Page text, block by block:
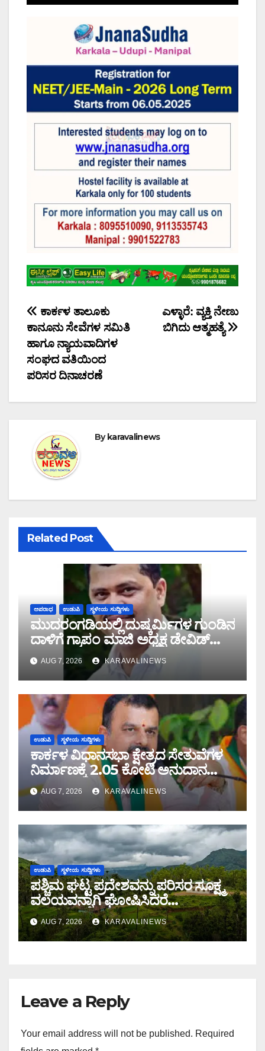
Post
navigation
ಎಳ್ಳಾರೆ: ವ್ಯಕ್ತಿ ನೇಣು
ಬಿಗಿದು ಆತ್ಮಹತ್ಯೆ
ಕಾರ್ಕಳ ತಾಲೂಕು
ಕಾನೂನು ಸೇವೆಗಳ ಸಮಿತಿ
ಹಾಗೂ ನ್ಯಾಯವಾದಿಗಳ
ಸಂಘದ ವತಿಯಿಂದ
ಪರಿಸರ ದಿನಾಚರಣೆ
Bykaravalinews
Related Post
ಅಪರಾಧ ಉಡುಪಿ ಸ್ಥಳೀಯ ಸುದ್ದಿಗಳು
ಮುದರಂಗಡಿಯಲ್ಲಿ ದುಷ್ಕರ್ಮಿಗಳ ಗುಂಡಿನ
ದಾಳಿಗೆ ಗ್ರಾಪಂ ಮಾಜಿ ಅಧ್ಯಕ್ಷ ಡೇವಿಡ್
ಡಿಸೋಜ ಬಲಿ
AUG 7, 2026 KARAVALINEWS
ಉಡುಪಿ ಸ್ಥಳೀಯ ಸುದ್ದಿಗಳು
ಕಾರ್ಕಳ ವಿಧಾನಸಭಾ ಕ್ಷೇತ್ರದ ಸೇತುವೆಗಳ
ನಿರ್ಮಾಣಕ್ಕೆ 2.05 ಕೋಟಿ ಅನುದಾನ
ಮಂಜೂರು: ಶಾಸಕ ಸುನಿಲ್ ಕುಮಾರ್
ಮಾಹಿತಿ
AUG 7, 2026 KARAVALINEWS
ಉಡುಪಿ ಸ್ಥಳೀಯ ಸುದ್ದಿಗಳು
ಪಶ್ಚಿಮ ಘಟ್ಟ ಪ್ರದೇಶವನ್ನು ಪರಿಸರ ಸೂಕ್ಷ್ಮ
ವಲಯವನ್ನಾಗಿ ಘೋಷಿಸಿದರೆ
ಅರಣ್ಯದಂಚಿನ ಜನರಿಗೆ ಸಮಸ್ಯೆ: ರಾಜ್ಯ
ಸರ್ಕಾರವು ಭೌತಿಕ ಸಮೀಕ್ಷೆ ನಡೆಸಿ
ಜನವಸತಿ ಪ್ರದೇಶ ವಿರಹಿತಗೊಳಿಸಿ ಜನರ
AUG 7, 2026 KARAVALINEWS
Leave a Reply
Your email address will not be published. Required